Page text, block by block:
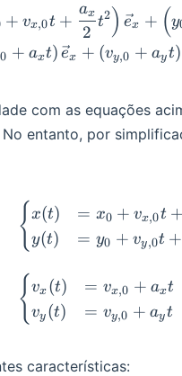
+ vx,0t +
2
ax t2) ex + (y
0 + axt) ex + (vy,0 + ayt)
com as equações
entanto, por
{ x(t)
y(t)
= x0 + vx,0t +
= y0 + vy,0t +
{ vx (t)
vy (t)
= vx,0 + axt
= vy,0 + ayt
características: